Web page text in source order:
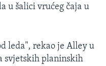
u šalici vrućeg čaja u
leda", rekao je Alley u
svjetskih planinskih